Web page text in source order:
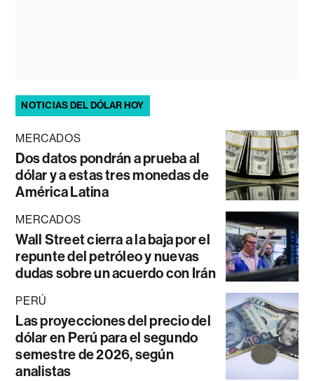
NOTICIAS DEL DÓLAR HOY
MERCADOS
Dos datos pondrán a prueba al
dólar y a estas tres monedas de
América Latina
MERCADOS
Wall Street cierra a la baja por el
repunte del petróleo y nuevas
dudas sobre un acuerdo con Irán
PERÚ
Las proyecciones del precio del
dólar en Perú para el segundo
semestre de 2026, según
analistas